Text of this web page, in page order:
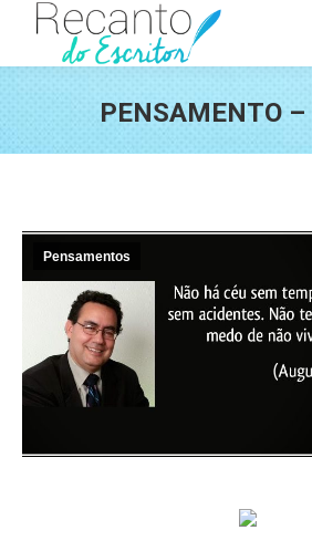
PENSAMENTO
Pensamentos